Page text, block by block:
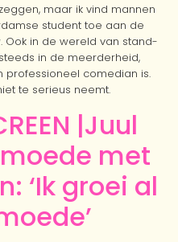
maar ik vind mannen
student toe aan de
Ook in de wereld van stand-
in de meerderheid,
professioneel comedian is.
te serieus neemt.
|Juul
met
‘Ik groei al